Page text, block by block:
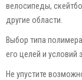
велосипеды,
другие области.
Выбор типа
его целей и условий
Не упустите